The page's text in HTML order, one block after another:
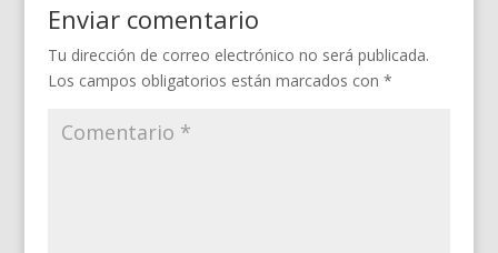
Enviar comentario
Tu dirección de correo electrónico no será publicada.
Los campos obligatorios están marcados con *